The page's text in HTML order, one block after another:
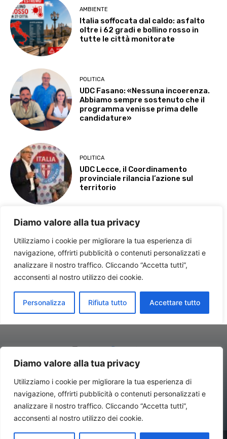
Diamo valore alla tua privacy
Utilizziamo i cookie per migliorare la tua esperienza di
navigazione, offrirti pubblicità o contenuti personalizzati e
analizzare il nostro traffico. Cliccando “Accetta tutti”,
acconsenti al nostro utilizzo dei cookie.
Contatti//Redazione:redazione@newsitalynews.it